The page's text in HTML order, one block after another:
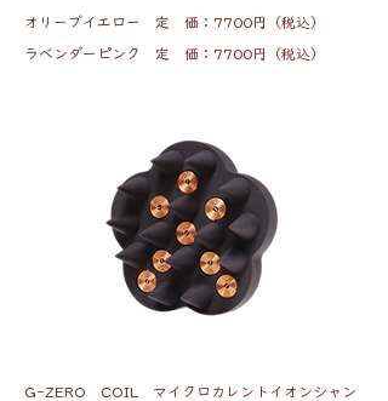
オリーブイエロー 定 価：7700円（税込）
ラベンダーピンク 定 価：7700円（税込）
G-ZERO COIL マイクロカレントイオンシャン